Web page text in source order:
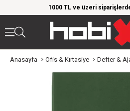
1000 TL ve üzeri
Anasayfa Ofis & Kırtasiye Defter &